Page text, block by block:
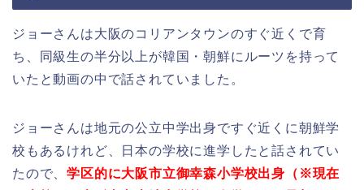
ジョーさんは大阪のコリアンタウンのすぐ近くで育
ち、同級生の半分以上が韓国・朝鮮にルーツを持って
いたと動画の中で話されていました。
ジョーさんは地元の公立中学出身ですぐ近くに朝鮮学
校もあるけれど、日本の学校に進学したと話されてい
たので、学区的に大阪市立御幸森小学校出身（※現在